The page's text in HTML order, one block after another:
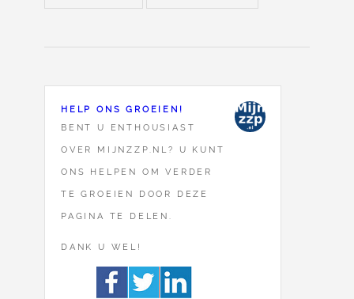
HELP ONS GROEIEN!
BENT U ENTHOUSIAST
OVER MIJNZZP.NL? U KUNT
ONS HELPEN OM VERDER
TE GROEIEN DOOR DEZE
PAGINA TE DELEN.
DANK U WEL!